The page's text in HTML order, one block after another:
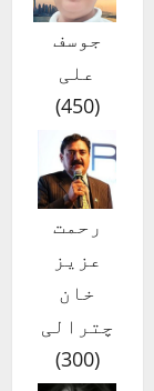
جوسف
علی
(
450
)
رحمت
عزیز
خان
چترالی
(
300
)